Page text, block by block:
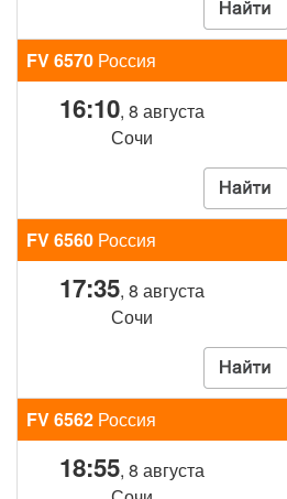
FV 6570 Россия
16:10, 8 августа
Сочи
FV 6560 Россия
17:35, 8 августа
Сочи
FV 6562 Россия
18:55, 8 августа